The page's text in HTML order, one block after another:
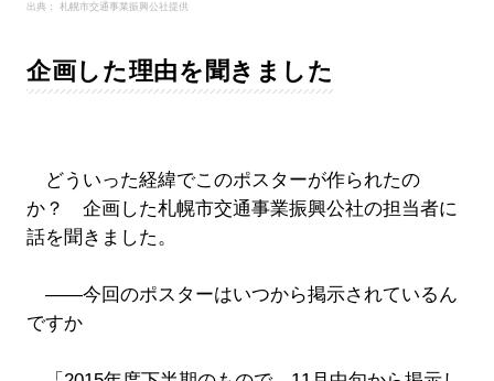
出典： 札幌市交通事業振興公社提供
企画した理由を聞きました
どういった経緯でこのポスターが作られたの
か？ 企画した札幌市交通事業振興公社の担当者に
話を聞きました。
――今回のポスターはいつから掲示されているん
ですか